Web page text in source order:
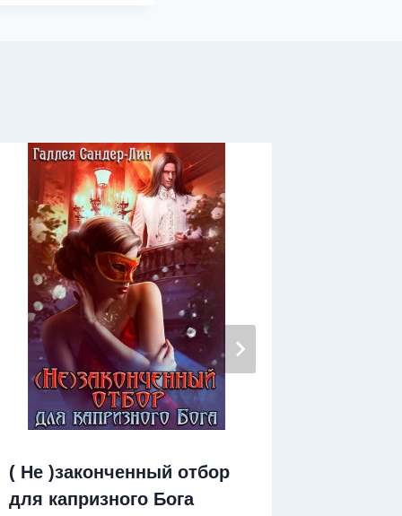
( Не )законченный отбор
для капризного Бога